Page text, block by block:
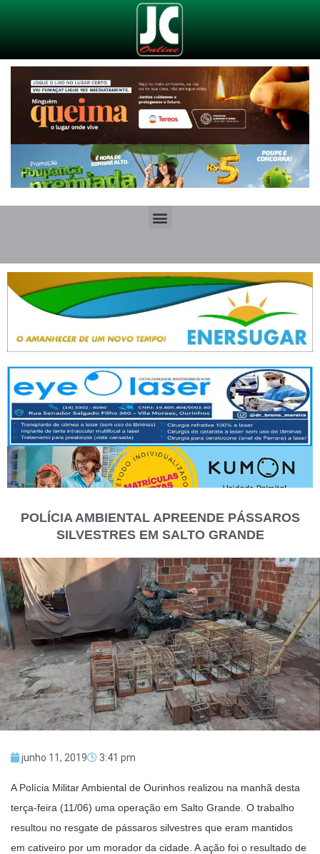
POLÍCIA AMBIENTAL APREENDE PÁSSAROS
SILVESTRES EM SALTO GRANDE
junho 11, 2019 3:41 pm
A Polícia Militar Ambiental de Ourinhos realizou na manhã desta
terça-feira (11/06) uma operação em Salto Grande. O trabalho
resultou no resgate de pássaros silvestres que eram mantidos
em cativeiro por um morador da cidade. A ação foi o resultado de